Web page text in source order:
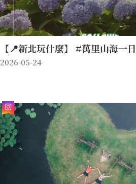
【📍新北玩什麼】 #萬里山海一
2026-05-24